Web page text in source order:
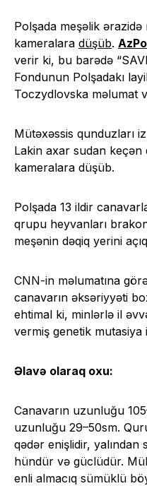
Polşada meşəlik
kameralara düşüb.
verir ki, bu barədə
Fondunun Polşadakı
Toczydlovska məlumat
Mütəxəssis qunduzları
Lakin axar sudan
kameralara düşüb.
Polşada 13 ildir
qrupu heyvanları
meşənin dəqiq yerini
CNN-in məlumatına
canavarın əksəriyyəti
ehtimal ki, minlərlə il
vermiş genetik mutasiya
Əlavə olaraq oxu:
Canavarın uzunluğu
uzunluğu 29–50sm.
qədər enişlidir, yalından
hündür və güclüdür.
enli almacıq sümüklü